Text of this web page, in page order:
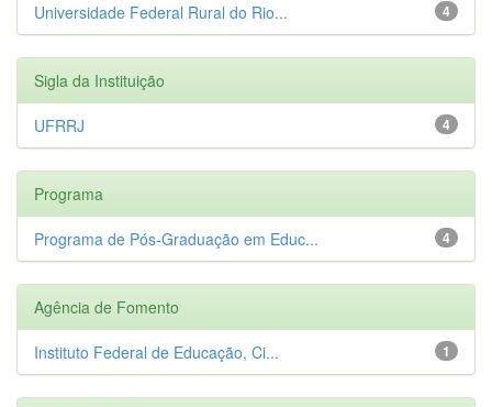
4
Universidade Federal Rural do Rio...
Sigla da Instituição
4
UFRRJ
Programa
4
Programa de Pós-Graduação em Educ...
Agência de Fomento
1
Instituto Federal de Educação, Ci...